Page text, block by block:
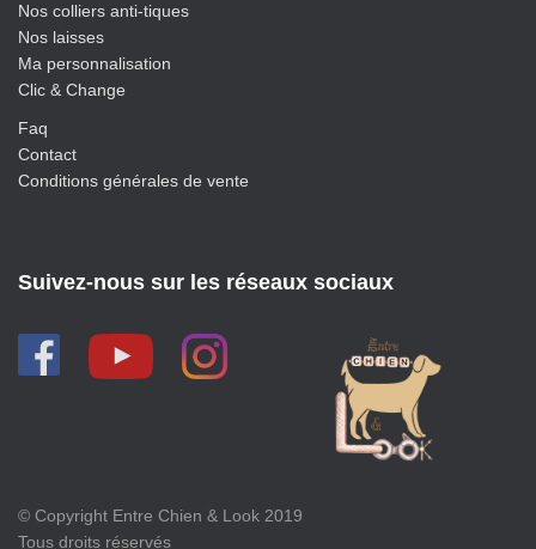
Nos colliers anti-tiques
Nos laisses
Ma personnalisation
Clic & Change
Faq
Contact
Conditions générales de vente
Suivez-nous sur les réseaux sociaux
© Copyright Entre Chien & Look 2019
Tous droits réservés